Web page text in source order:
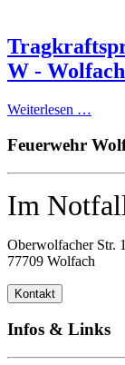
W -
Weiterlesen …
Feuerwehr
Im
Oberwolfacher Str.
77709 Wolfach
Kontakt
Infos & Links